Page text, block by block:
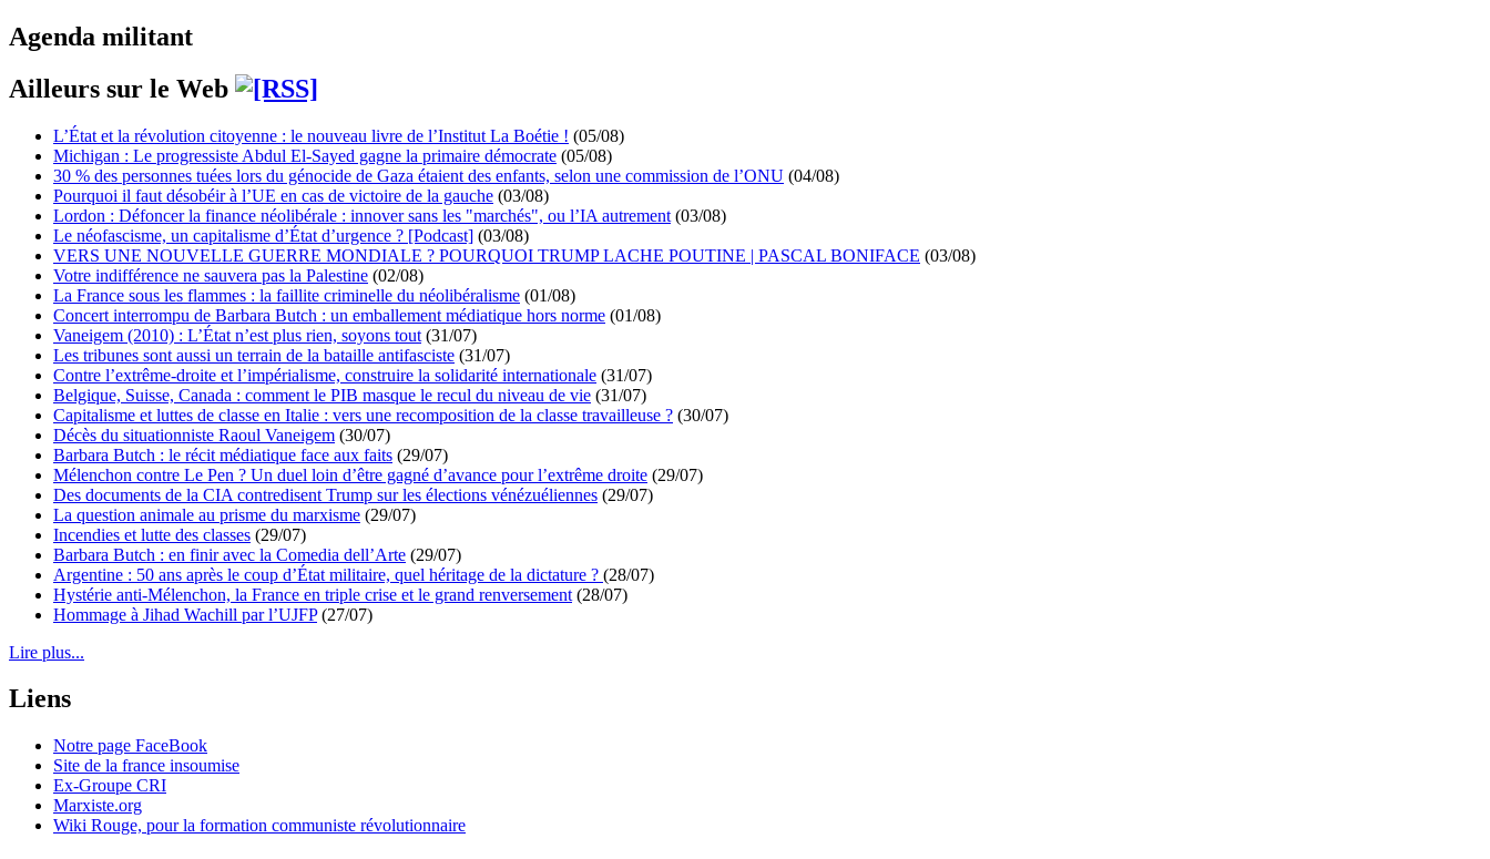
Agenda militant
Ailleurs sur le Web
L’État et la révolution citoyenne : le nouveau livre de l’Institut La Boétie ! (05/08)
Michigan : Le progressiste Abdul El-Sayed gagne la primaire démocrate (05/08)
30 % des personnes tuées lors du génocide de Gaza étaient des enfants, selon une commission de l’ONU (04/08)
Pourquoi il faut désobéir à l’UE en cas de victoire de la gauche (03/08)
Lordon : Défoncer la finance néolibérale : innover sans les "marchés", ou l’IA autrement (03/08)
Le néofascisme, un capitalisme d’État d’urgence ? [Podcast] (03/08)
VERS UNE NOUVELLE GUERRE MONDIALE ? POURQUOI TRUMP LACHE POUTINE | PASCAL BONIFACE (03/08)
Votre indifférence ne sauvera pas la Palestine (02/08)
La France sous les flammes : la faillite criminelle du néolibéralisme (01/08)
Concert interrompu de Barbara Butch : un emballement médiatique hors norme (01/08)
Vaneigem (2010) : L’État n’est plus rien, soyons tout (31/07)
Les tribunes sont aussi un terrain de la bataille antifasciste (31/07)
Contre l’extrême-droite et l’impérialisme, construire la solidarité internationale (31/07)
Belgique, Suisse, Canada : comment le PIB masque le recul du niveau de vie (31/07)
Capitalisme et luttes de classe en Italie : vers une recomposition de la classe travailleuse ? (30/07)
Décès du situationniste Raoul Vaneigem (30/07)
Barbara Butch : le récit médiatique face aux faits (29/07)
Mélenchon contre Le Pen ? Un duel loin d’être gagné d’avance pour l’extrême droite (29/07)
Des documents de la CIA contredisent Trump sur les élections vénézuéliennes (29/07)
La question animale au prisme du marxisme (29/07)
Incendies et lutte des classes (29/07)
Barbara Butch : en finir avec la Comedia dell’Arte (29/07)
Argentine : 50 ans après le coup d’État militaire, quel héritage de la dictature ? (28/07)
Hystérie anti-Mélenchon, la France en triple crise et le grand renversement (28/07)
Hommage à Jihad Wachill par l’UJFP(27/07)
Lire plus...
Liens
Notre page FaceBook
Site de la france insoumise
Ex-Groupe CRI
Marxiste.org
Wiki Rouge, pour la formation communiste révolutionnaire